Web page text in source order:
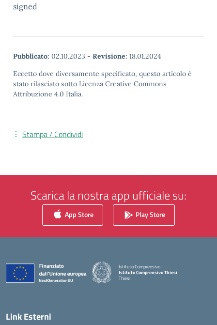
signed
Pubblicato: 02.10.2023 - Revisione: 18.01.2024
Eccetto dove diversamente specificato, questo articolo è
stato rilasciato sotto Licenza Creative Commons
Attribuzione 4.0 Italia.
Stampa / Condividi
Scarica la nostra app ufficiale su:
App Store Play Store
Istituto Comprensivo
Istituto Comprensivo Thiesi
Thiesi
Link Esterni